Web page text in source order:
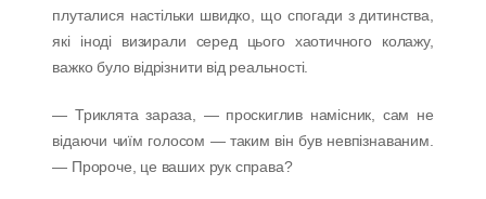
плуталися настільки швидко, що спогади з дитинства,
які іноді визирали серед цього хаотичного колажу,
важко було відрізнити від реальності.
— Триклята зараза, — проскиглив намісник, сам не
відаючи чиїм голосом — таким він був невпізнаваним.
— Пророче, це ваших рук справа?